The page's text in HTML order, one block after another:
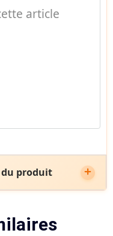
article
du produit